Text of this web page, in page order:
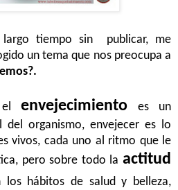
largo tiempo sin publicar, me
un tema que nos preocupa a
envejecimientoes un
del organismo, envejecer es lo
vivos, cada uno al ritmo que le
pero sobre todo la actitud
los hábitos de salud y belleza,